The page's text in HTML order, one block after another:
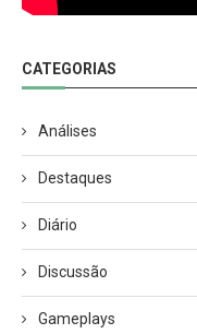
CATEGORIAS
Análises
Destaques
Diário
Discussão
Gameplays